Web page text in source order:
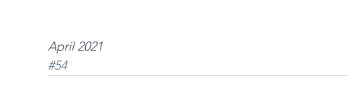
April 2021
#54